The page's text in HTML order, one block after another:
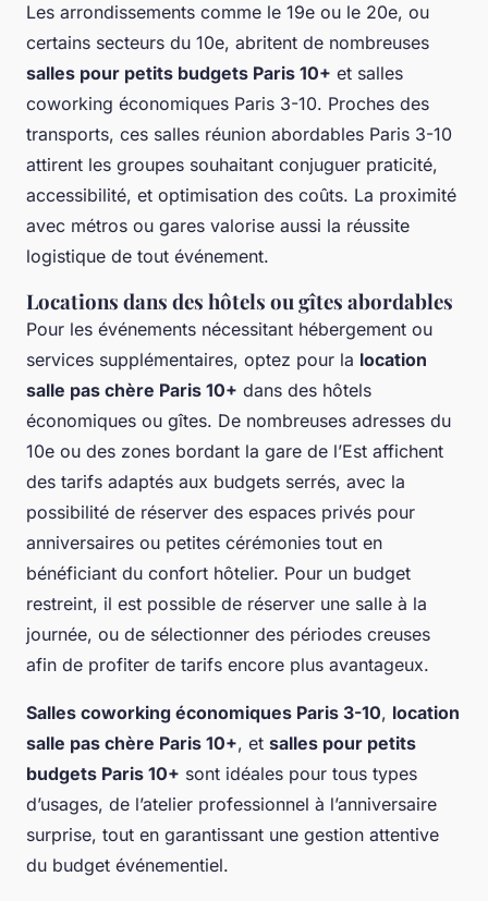
Les arrondissements comme le 19e ou le 20e, ou
certains secteurs du 10e, abritent de nombreuses
salles pour petits budgets Paris 10+ et salles
coworking économiques Paris 3-10. Proches des
transports, ces salles réunion abordables Paris 3-10
attirent les groupes souhaitant conjuguer praticité,
accessibilité, et optimisation des coûts. La proximité
avec métros ou gares valorise aussi la réussite
logistique de tout événement.
Locations dans des hôtels ou gîtes abordables
Pour les événements nécessitant hébergement ou
services supplémentaires, optez pour la location
salle pas chère Paris 10+ dans des hôtels
économiques ou gîtes. De nombreuses adresses du
10e ou des zones bordant la gare de l’Est affichent
des tarifs adaptés aux budgets serrés, avec la
possibilité de réserver des espaces privés pour
anniversaires ou petites cérémonies tout en
bénéficiant du confort hôtelier. Pour un budget
restreint, il est possible de réserver une salle à la
journée, ou de sélectionner des périodes creuses
afin de profiter de tarifs encore plus avantageux.
Salles coworking économiques Paris 3-10, location
salle pas chère Paris 10+, et salles pour petits
budgets Paris 10+ sont idéales pour tous types
d’usages, de l’atelier professionnel à l’anniversaire
surprise, tout en garantissant une gestion attentive
du budget événementiel.